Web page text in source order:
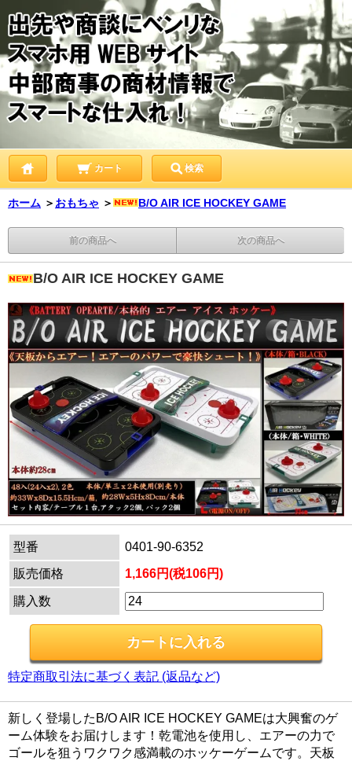
カート 検索
ホーム ＞ おもちゃ ＞ B/O AIR ICE HOCKEY GAME
前の商品へ 次の商品へ
B/O AIR ICE HOCKEY GAME
型番
0401-90-6352
販売価格
1,166円(税106円)
購入数
特定商取引法に基づく表記 (返品など)
新しく登場したB/O AIR ICE HOCKEY GAMEは大興奮のゲ
ーム体験をお届けします！乾電池を使用し、エアーの力で
ゴールを狙うワクワク感満載のホッケーゲームです。天板